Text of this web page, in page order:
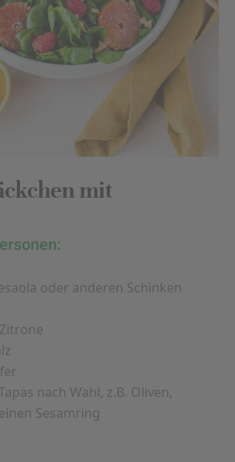
mit
oder anderen Schinken
nach Wahl, z.B. Oliven,
Sesamring